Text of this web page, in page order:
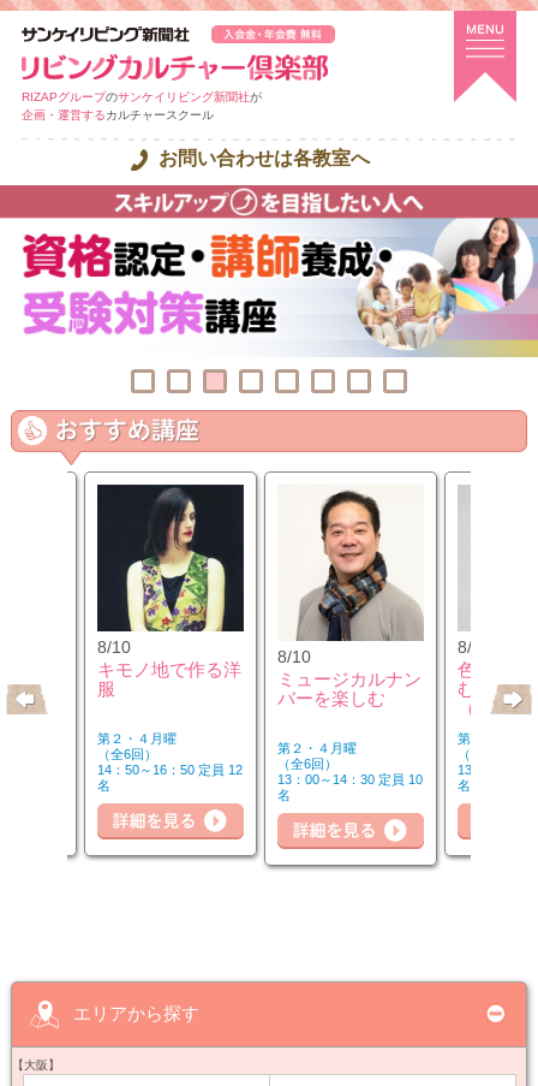
RIZAPグループのサンケイリビング新聞社が
企画・運営するカルチャースクール
お問い合わせは各教室へ
＆リ
8/10
キモノ地で作る洋
服
第２・４月曜
（全6回）
14：50～16：50 定員 12
名
8/10
ミュージカルナン
バーを楽しむ
第２・４月曜
（全6回）
13：00～14：30 定員 10
名
8/12
色のチカ
むカラー
（第2水
第２水曜
（全3回）
13：00～14
名
詳細を見る 詳細を見る
エリアから探す
【大阪】